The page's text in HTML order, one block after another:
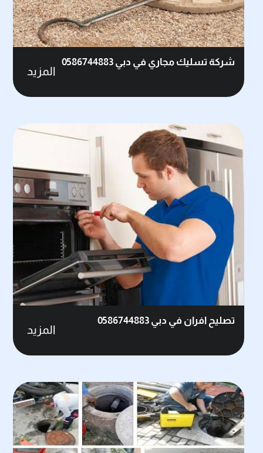
شركة تسليك مجاري في دبي 0586744883
المزيد
تصليح افران في دبي 0586744883
المزيد